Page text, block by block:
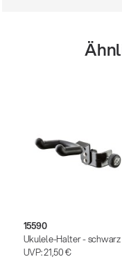
14766-
15590
Ukulele-Halter - schwarz
UVP:21,50 €